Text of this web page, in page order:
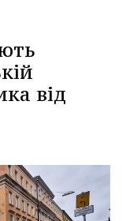
від